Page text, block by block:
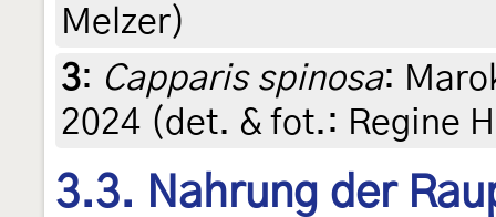
Melzer)
3: Capparis spinosa:
2024 (det. & fot.: Regine
3.3. Nahrung der